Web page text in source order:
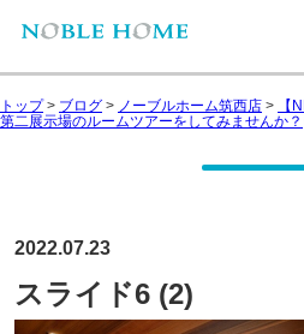
トップ> ブログ > ノーブルホーム筑西店 >
【
第二展示場のルームツアーをしてみませんか？
2022.07.23
スライド6 (2)